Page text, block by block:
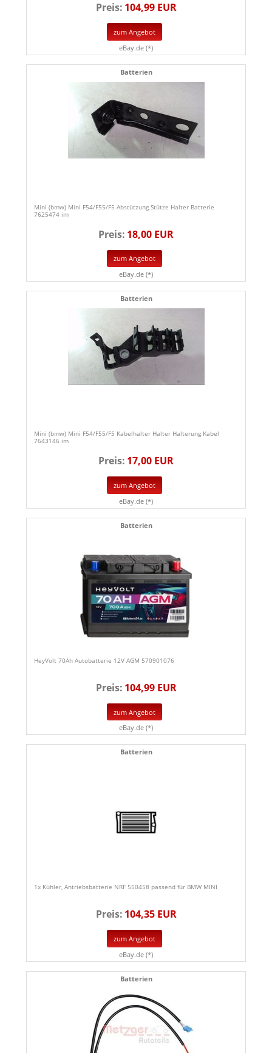
Preis: 104,99 EUR
zum Angebot
eBay.de (*)
Batterien
Mini (bmw) Mini F54/F55/F5 Abstützung Stütze Halter Batterie
7625474 im
Preis: 18,00 EUR
zum Angebot
eBay.de (*)
Batterien
Mini (bmw) Mini F54/F55/F5 Kabelhalter Halter Halterung Kabel
7643146 im
Preis: 17,00 EUR
zum Angebot
eBay.de (*)
Batterien
HeyVolt 70Ah Autobatterie 12V AGM 570901076
Preis: 104,99 EUR
zum Angebot
eBay.de (*)
Batterien
1x Kühler, Antriebsbatterie NRF 550458 passend für BMW MINI
Preis: 104,35 EUR
zum Angebot
eBay.de (*)
Batterien